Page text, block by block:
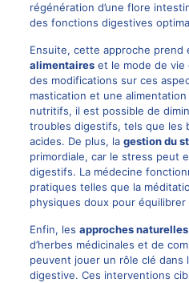
régénération d’une flore
des fonctions digestives
Ensuite, cette approche prend
alimentaireset le mode de vie
des modifications sur ces
mastication et une
nutritifs, il est possible de
troubles digestifs, tels que les
acides. De plus, la gestion du
primordiale, car le stress peut
digestifs. La médecine
pratiques telles que la
physiques doux pour équilibrer
Enfin, les approches naturelles
d’herbes médicinales et de
peuvent jouer un rôle clé dans
digestive. Ces interventions